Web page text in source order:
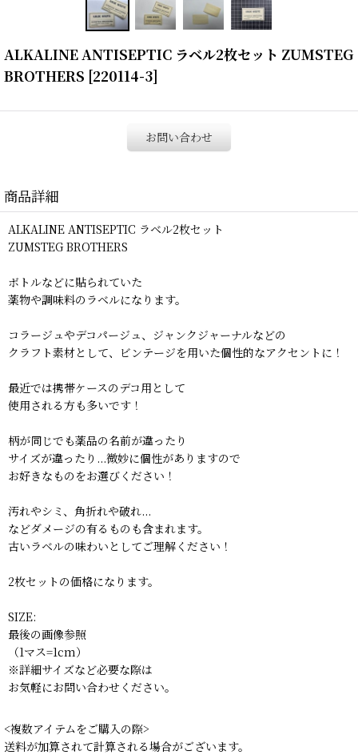
ALKALINE ANTISEPTIC ラベル2枚セット ZUMSTEG
BROTHERS [220114-3]
お問い合わせ
商品詳細
ALKALINE ANTISEPTIC ラベル2枚セット
ZUMSTEG BROTHERS
ボトルなどに貼られていた
薬物や調味料のラベルになります。
コラージュやデコパージュ、ジャンクジャーナルなどの
クラフト素材として、ビンテージを用いた個性的なアクセントに！
最近では携帯ケースのデコ用として
使用される方も多いです！
柄が同じでも薬品の名前が違ったり
サイズが違ったり...微妙に個性がありますので
お好きなものをお選びください！
汚れやシミ、角折れや破れ...
などダメージの有るものも含まれます。
古いラベルの味わいとしてご理解ください！
2枚セットの価格になります。
SIZE:
最後の画像参照
（1マス=1cm）
※詳細サイズなど必要な際は
お気軽にお問い合わせください。
<複数アイテムをご購入の際>
送料が加算されて計算される場合がございます。